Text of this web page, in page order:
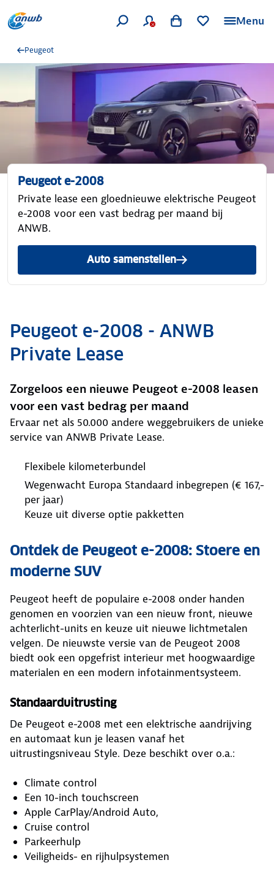
Menu
Peugeot
Peugeot e-2008
Private lease een gloednieuwe elektrische Peugeot
e-2008 voor een vast bedrag per maand bij
ANWB.
Auto samenstellen
Peugeot e-2008 - ANWB
Private Lease
Zorgeloos een nieuwe Peugeot e-2008 leasen
voor een vast bedrag per maand
Ervaar net als 50.000 andere weggebruikers de unieke
service van ANWB Private Lease.
Flexibele kilometerbundel
Wegenwacht Europa Standaard inbegrepen (€ 167,-
per jaar)
Keuze uit diverse optie pakketten
Ontdek de Peugeot e-2008: Stoere en
moderne SUV
Peugeot heeft de populaire e-2008 onder handen
genomen en voorzien van een nieuw front, nieuwe
achterlicht-units en keuze uit nieuwe lichtmetalen
velgen. De nieuwste versie van de Peugeot 2008
biedt ook een opgefrist interieur met hoogwaardige
materialen en een modern infotainmentsysteem.
Standaarduitrusting
De Peugeot e-2008 met een elektrische aandrijving
en automaat kun je leasen vanaf het
uitrustingsniveau Style. Deze beschikt over o.a.:
Climate control
Een 10-inch touchscreen
Apple CarPlay/Android Auto,
Cruise control
Parkeerhulp
Veiligheids- en rijhulpsystemen